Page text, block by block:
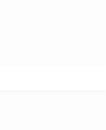
Strategi Digitalisasi